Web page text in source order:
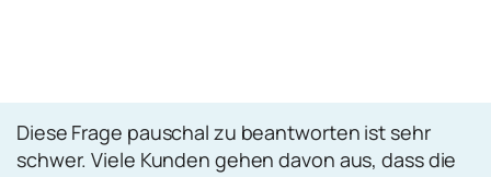
Diese Frage pauschal zu beantworten ist sehr
schwer. Viele Kunden gehen davon aus, dass die